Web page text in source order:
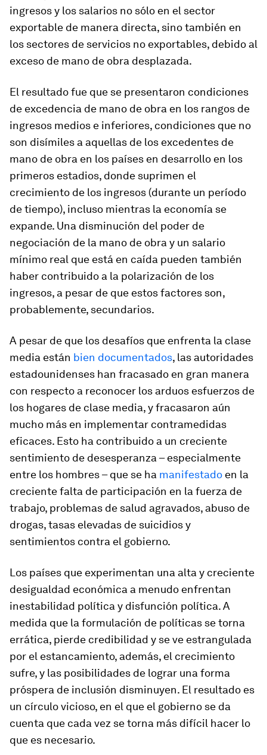
ingresos y los salarios no sólo en el sector
exportable de manera directa, sino también en
los sectores de servicios no exportables, debido al
exceso de mano de obra desplazada.
El resultado fue que se presentaron condiciones
de excedencia de mano de obra en los rangos de
ingresos medios e inferiores, condiciones que no
son disímiles a aquellas de los excedentes de
mano de obra en los países en desarrollo en los
primeros estadios, donde suprimen el
crecimiento de los ingresos (durante un período
de tiempo), incluso mientras la economía se
expande. Una disminución del poder de
negociación de la mano de obra y un salario
mínimo real que está en caída pueden también
haber contribuido a la polarización de los
ingresos, a pesar de que estos factores son,
probablemente, secundarios.
A pesar de que los desafíos que enfrenta la clase
media están bien documentados, las autoridades
estadounidenses han fracasado en gran manera
con respecto a reconocer los arduos esfuerzos de
los hogares de clase media, y fracasaron aún
mucho más en implementar contramedidas
eficaces. Esto ha contribuido a un creciente
sentimiento de desesperanza – especialmente
entre los hombres – que se ha manifestado en la
creciente falta de participación en la fuerza de
trabajo, problemas de salud agravados, abuso de
drogas, tasas elevadas de suicidios y
sentimientos contra el gobierno.
Los países que experimentan una alta y creciente
desigualdad económica a menudo enfrentan
inestabilidad política y disfunción política. A
medida que la formulación de políticas se torna
errática, pierde credibilidad y se ve estrangulada
por el estancamiento, además, el crecimiento
sufre, y las posibilidades de lograr una forma
próspera de inclusión disminuyen. El resultado es
un círculo vicioso, en el que el gobierno se da
cuenta que cada vez se torna más difícil hacer lo
que es necesario.